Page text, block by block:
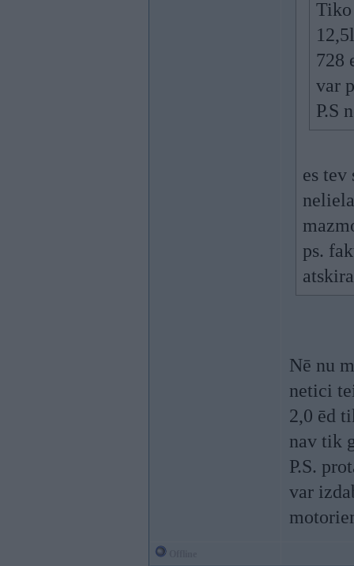
Tiko
728
var
P.S
es tev
ps.
Nē nu
netici
2,0 ēd
nav tik
P.S.
var